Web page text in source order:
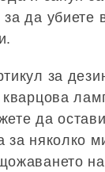
да убиете
за
кварцова
да
за няколко
на